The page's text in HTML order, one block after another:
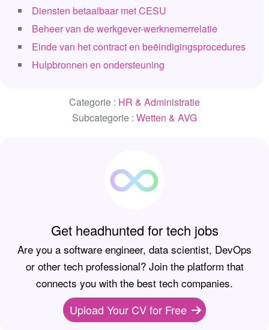
Diensten betaalbaar met CESU
Beheer van de werkgever-werknemerrelatie
Einde van het contract en beëindigingsprocedures
Hulpbronnen en ondersteuning
Categorie : HR & Administratie
Subcategorie : Wetten & AVG
Get headhunted for tech jobs
Are you a software engineer, data scientist, DevOps
or other tech professional? Join the platform that
connects you with the best tech companies.
Upload Your CV for Free